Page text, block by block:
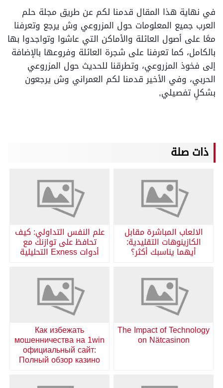
في نهاية هذا المقال قدمنا لكم عن طريق مجلة حلم
العرب جميع المعلومات حول المزروعي وش يرجع وتعرفنا
معًا على أصول العائلة والأماكن التي عاشوا وتواجدوا بها
بالكامل، كما تعرفنا على شجرة العائلة وفروعها بالإضافة
إلى فخوذ المزروعي، وتطرقنا للحديث حول المزروعي
الحربي، وفي الأخير قدمنا لكم العمراني وش يرجعون
بشكلٍ تفصيلي,
ذات صلة
الالعاب المباشرة مقابل
الكازينوهات التقليدية:
أيهما يناسبك أكثر؟
علم النفس التداولي: كيف
تحافظ على توازنك مع
أدوات Exness التحليلية
The Impact of Technology
on Nätcasinon
Как избежать
мошенничества на 1win
официальный сайт:
Полный обзор казино